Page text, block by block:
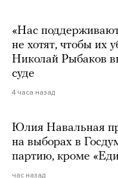
«Нас
не хотят, чтобы их
Николай Рыбаков
суде
4 часа назад
Юлия Навальная
на выборах в
партию, кроме
час назад